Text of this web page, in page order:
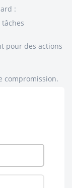
:
pour des actions
compromission.